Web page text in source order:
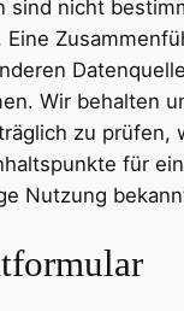
sind nicht
Eine
Wir behalten
zu prüfen,
für
Nutzung